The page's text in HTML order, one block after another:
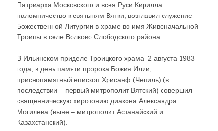
Патриарха Московского и всея Руси Кирилла
паломничество к святыням Вятки, возглавил служение
Божественной Литургии в храме во имя Живоначальной
Троицы в селе Волково Слободского района.
В Ильинском приделе Троицкого храма, 2 августа 1983
года, в день памяти пророка Божия Илии,
приснопамятный епископ Хрисанф (Чепиль) (в
последствии – первый митрополит Вятский) совершил
священническую хиротонию диакона Александра
Могилева (ныне – митрополит Астанайский и
Казахстанский).